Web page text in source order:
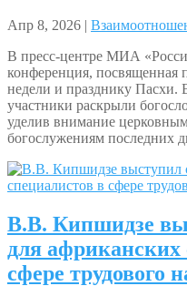
Апр 8, 2026 |
В пресс-центре МИА
конференция, посвященная
недели и празднику Пасхи.
участники раскрыли
уделив внимание
богослужениям последних
В.В. Кипшидзе
для африканских
сфере трудового